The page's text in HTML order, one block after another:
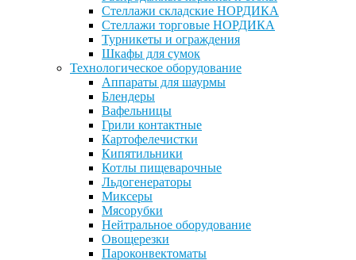
Стеллажи складские НОРДИКА
Стеллажи торговые НОРДИКА
Турникеты и ограждения
Шкафы для сумок
Технологическое оборудование
Аппараты для шаурмы
Блендеры
Вафельницы
Грили контактные
Картофелечистки
Кипятильники
Котлы пищеварочные
Льдогенераторы
Миксеры
Мясорубки
Нейтральное оборудование
Овощерезки
Пароконвектоматы